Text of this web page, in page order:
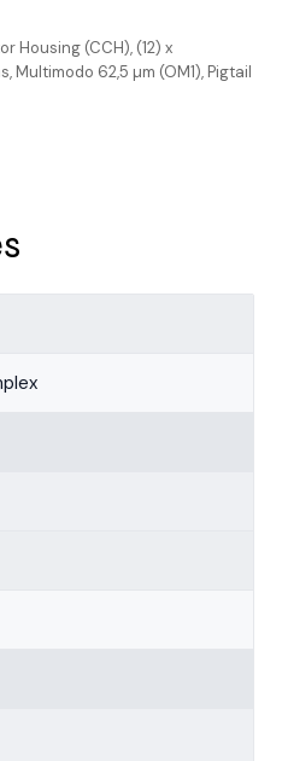
Housing (CCH), (12) x
Multimodo 62,5 µm (OM1), Pigtail